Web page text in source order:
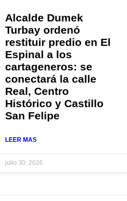
Alcalde Dumek
Turbay ordenó
restituir predio en El
Espinal a los
cartageneros: se
conectará la calle
Real, Centro
Histórico y Castillo
San Felipe
LEER MAS
julio 30, 2026